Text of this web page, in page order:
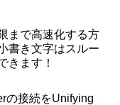
まで高速化する方
書き文字はスルー
きます！
の接続をUnifying